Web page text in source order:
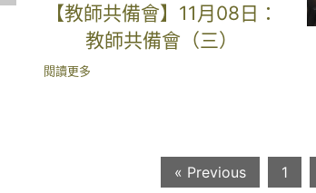
【教師共備會】11月08日：
教師共備會（三）
閱讀更多
« Previous 1